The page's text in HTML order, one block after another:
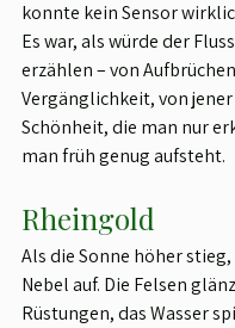
konnte kein Sensor
Es war, als würde der
erzählen – von
Vergänglichkeit, von
Schönheit, die man nur
man früh genug aufsteht.
Rheingold
Als die Sonne höher
Nebel auf. Die Felsen
Rüstungen, das Wasser